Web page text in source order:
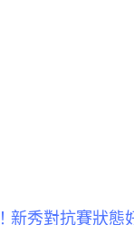
新秀對抗賽狀